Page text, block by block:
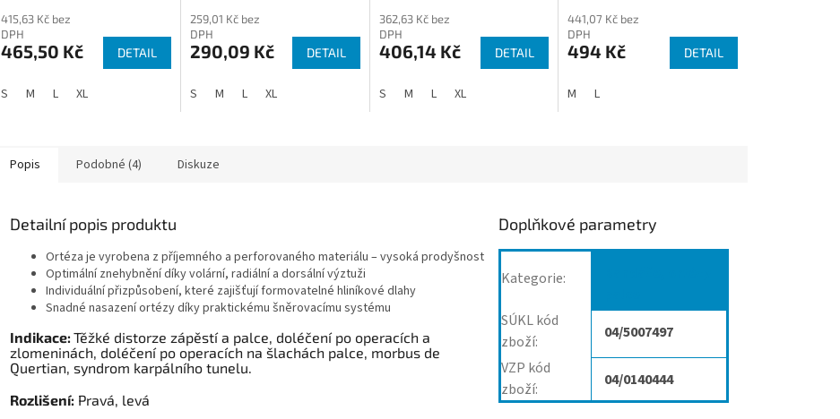
produktu
je
3,7
5
415,63 Kč bez
DPH
465,50 Kč DETAIL
S M L XL
259,01 Kč bez
DPH
290,09 Kč DETAIL
S M L XL
362,63 Kč bez
DPH
406,14 Kč DETAIL
S M L XL
441,07 Kč bez
DPH
494 Kč DETAIL
M L
Popis Podobné (4) Diskuze
Detailní popis produktu
Ortéza je vyrobena z příjemného a perforovaného materiálu – vysoká prodyšnost
Optimální znehybnění díky volární, radiální a dorsální výztuži
Individuální přizpůsobení, které zajišťují formovatelné hliníkové dlahy
Snadné nasazení ortézy díky praktickému šněrovacímu systému
Indikace: Těžké distorze zápěstí a palce, doléčení po operacích a
zlomeninách, doléčení po operacích na šlachách palce, morbus de
Quertian, syndrom karpálního tunelu.
Rozlišení: Pravá, levá
Doplňkové parametry
Kategorie:
SÚKL kód
zboží:
04/5007497
VZP kód
zboží: 04/0140444